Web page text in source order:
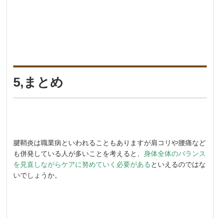
5,まとめ
腱鞘炎は職業病といわれることもありますが肩コリや腰痛など
も併発している人が多いことを考えると、身体全体のバランス
を見直しながらケアに努めていく必要がある といえるのではな
いでしょうか。